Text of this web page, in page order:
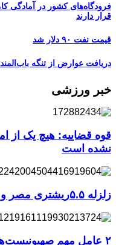
فرودگاه‌های کشور در آمادگی
قرار دارند
قیمت نفت ۹۰ دلار شد
دریافت عوارض از تنگه
خبر ورزشی
قوه قضاییه: هیچ یک از
نشده است
زلزله ۵.۵ریشتری مصر و فلسطین را لرزاند